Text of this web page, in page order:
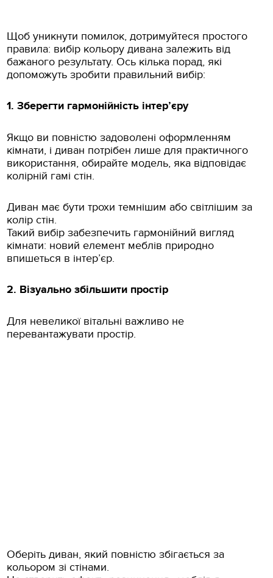
Щоб уникнути помилок, дотримуйтеся простого
правила: вибір кольору дивана залежить від
бажаного результату. Ось кілька порад, які
допоможуть зробити правильний вибір:
1. Зберегти гармонійність інтер’єру
Якщо ви повністю задоволені оформленням
кімнати, і диван потрібен лише для практичного
використання, обирайте модель, яка відповідає
колірній гамі стін.
Диван має бути трохи темнішим або світлішим за
колір стін.
Такий вибір забезпечить гармонійний вигляд
кімнати: новий елемент меблів природно
впишеться в інтер’єр.
2. Візуально збільшити простір
Для невеликої вітальні важливо не
перевантажувати простір.
Оберіть диван, який повністю збігається за
кольором зі стінами.